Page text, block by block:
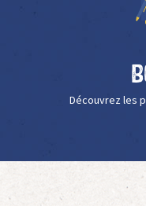
Découvrez les